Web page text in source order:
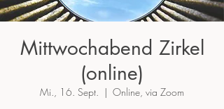
Mittwochabend Zirkel
(online)
Mi., 16. Sept.
  |
Online, via Zoom